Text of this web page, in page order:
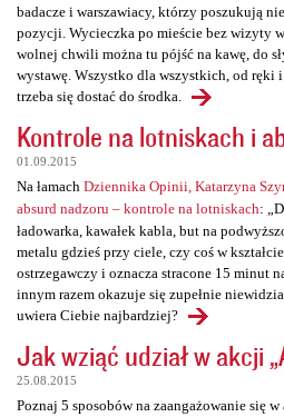
badacze i warszawiacy, którzy poszukują
pozycji. Wycieczka po mieście bez wizyty
wolnej chwili można tu pójść na kawę, do
wystawę. Wszystko dla wszystkich, od ręki
trzeba się dostać do środka.
Kontrole na lotniskach i
01.09.2015
Na łamach Dziennika Opinii, Katarzyna
absurd nadzoru – kontrole na lotniskach:
ładowarka, kawałek kabla, but na
metalu gdzieś przy ciele, czy coś w
ostrzegawczy i oznacza stracone 15 minut
innym razem okazuje się zupełnie
uwiera Ciebie najbardziej?
Jak wziąć udział w akcji
25.08.2015
Poznaj 5 sposobów na zaangażowanie się